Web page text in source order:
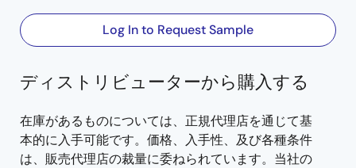
Log In to Request Sample
ディストリビューターから購入する
在庫があるものについては、正規代理店を通じて基
本的に入手可能です。価格、入手性、及び各種条件
は、販売代理店の裁量に委ねられています。当社の